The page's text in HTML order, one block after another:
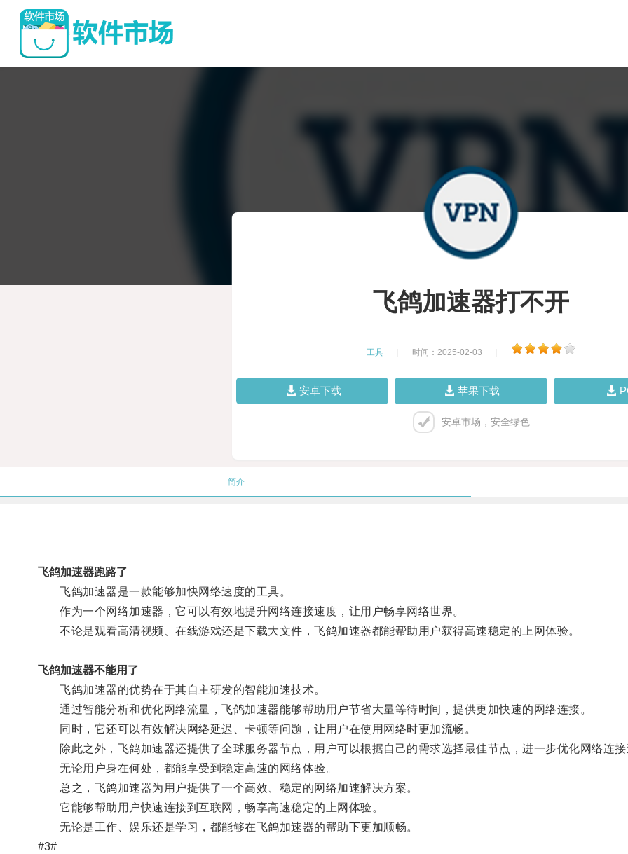
飞鸽加速器打不开
工具 时间：2025-02-03
安卓下载 苹果下载
安卓市场，安全绿色
简介
飞鸽加速器跑路了
飞鸽加速器是一款能够加快网络速度的工具。
作为一个网络加速器，它可以有效地提升网络连接速度，让用户畅享网络世界。
不论是观看高清视频、在线游戏还是下载大文件，飞鸽加速器都能帮助用户获得高速稳定的上网体验。
飞鸽加速器不能用了
飞鸽加速器的优势在于其自主研发的智能加速技术。
通过智能分析和优化网络流量，飞鸽加速器能够帮助用户节省大量等待时间，提供更加快速的网络连接。
同时，它还可以有效解决网络延迟、卡顿等问题，让用户在使用网络时更加流畅。
除此之外，飞鸽加速器还提供了全球服务器节点，用户可以根据自己的需求选择最佳节点，进一步优化网络连
无论用户身在何处，都能享受到稳定高速的网络体验。
总之，飞鸽加速器为用户提供了一个高效、稳定的网络加速解决方案。
它能够帮助用户快速连接到互联网，畅享高速稳定的上网体验。
无论是工作、娱乐还是学习，都能够在飞鸽加速器的帮助下更加顺畅。
#3#